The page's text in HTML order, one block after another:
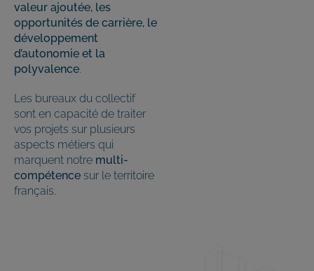
valeur ajoutée, les
opportunités de carrière, le
développement
d’autonomie et la
polyvalence.
Les bureaux du collectif
sont en capacité de traiter
vos projets sur plusieurs
aspects métiers qui
marquent notre multi-
compétence sur le territoire
français.